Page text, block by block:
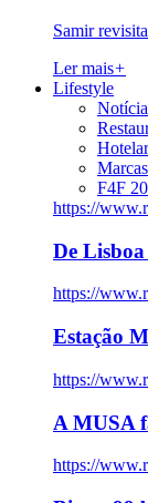
Samir
Ler mais+
Lifestyle
F4F
https://
De
https://
Estação
https://
A MUSA
https://